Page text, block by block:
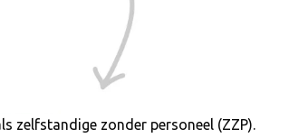
zelfstandige zonder personeel (ZZP).